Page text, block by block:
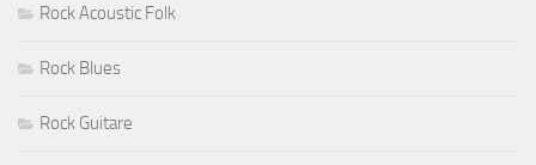
Rock Acoustic Folk
Rock Blues
Rock Guitare